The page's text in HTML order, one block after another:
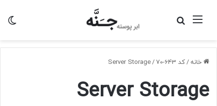
منو
خانه /کد 643-70 /
Server Storage
Server Storage